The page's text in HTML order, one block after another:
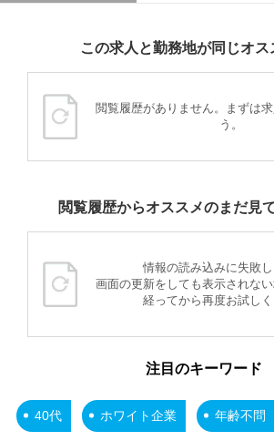
この求人と勤務地が同じオス
閲覧履歴がありません。まずは
う。
閲覧履歴からオススメのまだ見
情報の読み込みに失敗し
画面の更新をしても表示されな
経ってから再度お試しく
注目のキーワード
40代 ホワイト企業 年齢不問